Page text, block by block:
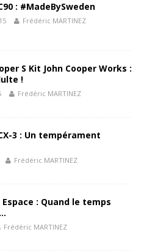
: #MadeBySweden
Frédéric MARTINEZ
S Kit John Cooper Works :
!
Frédéric MARTINEZ
3 : Un tempérament
Frédéric MARTINEZ
: Quand le temps
Frédéric MARTINEZ